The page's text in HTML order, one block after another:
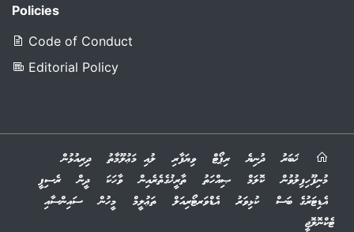
Policies
Code of Conduct
Editorial Policy
ޚަބަރު ދުނިޔެ ރިޕޯޓް ވިޔަފާރި ލުއި މަޢުލޫމާތު
ދިރިއުޅުން
މުނިފޫހިފިލުވުން
ކޮލަމް ޞިއްހަތު ތާރީޚުގެތެރެއިން ވާހަކަ ދީން
ރެސިޕީ
އެޑިޓަރުގެ ބަސް
ކުޅިވަރު އެޑްވަރޓޯރިއަލް ތަޢުލީމް މީހުން
ސައިންސާއި
ޓެކްނޮލޮޖީ